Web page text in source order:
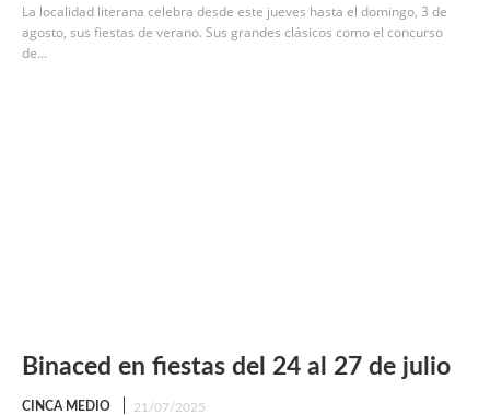
La localidad literana celebra desde este jueves hasta el domingo, 3 de
agosto, sus fiestas de verano. Sus grandes clásicos como el concurso
de...
Binaced en fiestas del 24 al 27 de julio
CINCA MEDIO 21/07/2025